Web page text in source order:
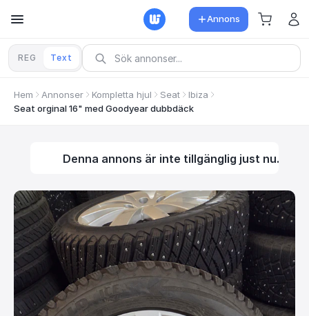
Annons
REG Text
Hem Annonser Kompletta hjul Seat
Ibiza
Seat orginal 16" med Goodyear dubbdäck
Denna annons är inte tillgänglig just nu.